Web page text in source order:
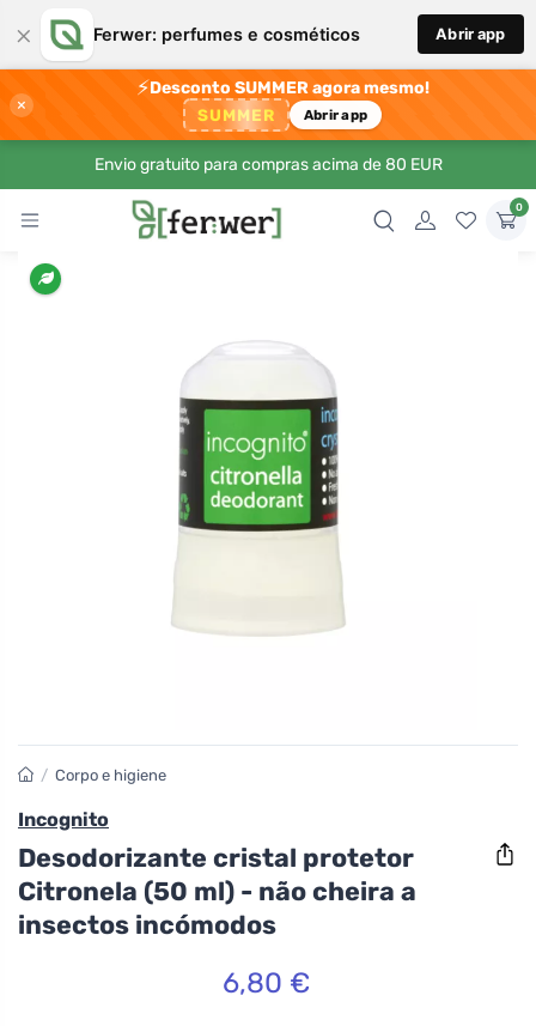
× Ferwer: perfumes e cosméticos Abrir app
×
⚡Desconto SUMMER agora mesmo!
SUMMER Abrir app
Envio gratuito para compras acima de 80 EUR
0
/ Corpo e higiene
Incognito
Desodorizante cristal protetor
Citronela (50 ml) - não cheira a
insectos incómodos
6,80 €